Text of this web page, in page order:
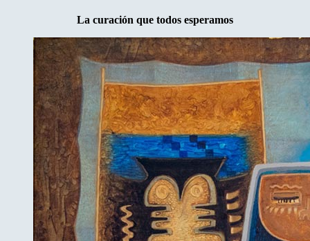
La curación que todos esperamos